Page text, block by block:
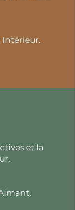
Intérieur.
et la